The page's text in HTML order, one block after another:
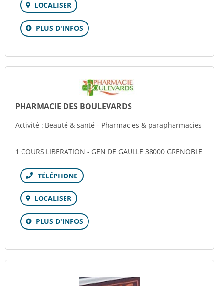
LOCALISER
PLUS D'INFOS
PHARMACIE DES BOULEVARDS
Activité : Beauté & santé - Pharmacies & parapharmacies
1 COURS LIBERATION - GEN DE GAULLE 38000 GRENOBLE
Téléphone
LOCALISER
PLUS D'INFOS